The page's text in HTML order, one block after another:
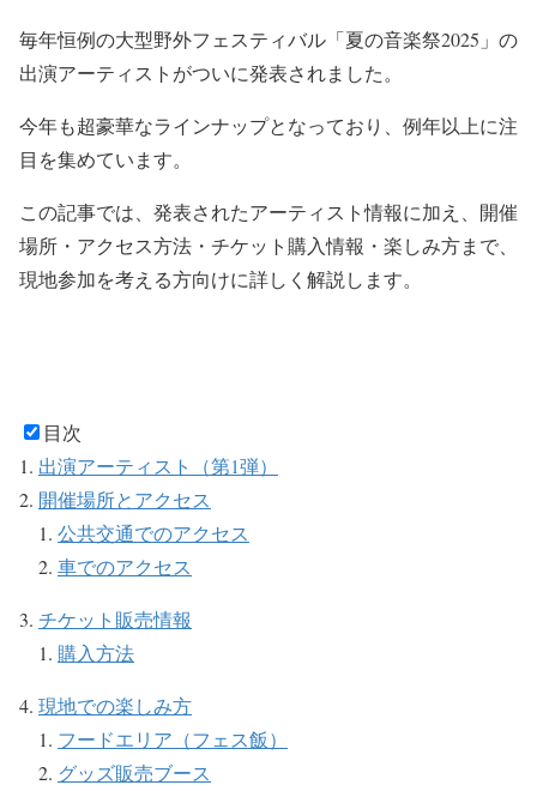
毎年恒例の大型野外フェスティバル「夏の音楽祭2025」 の
出演アーティストがついに発表されました。
今年も超豪華なラインナップとなっており、 例年以上に注
目を集めています。
この記事では、発表されたアーティスト情報に加え、開催
場所・ アクセス方法・チケット購入情報・楽しみ方まで、
現地参加を考える方向けに詳しく解説します。
目次
出演アーティスト（第1弾）
開催場所とアクセス
公共交通でのアクセス
車でのアクセス
チケット販売情報
購入方法
現地での楽しみ方
フードエリア（フェス飯）
グッズ販売ブース